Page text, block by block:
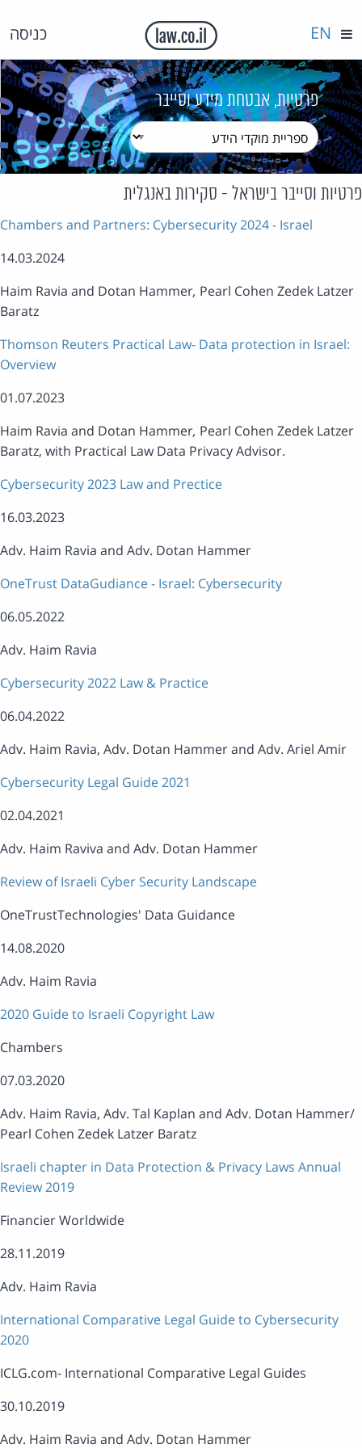
כניסה EN
פרטיות, אבטחת מידע וסייבר
וסייבר בישראל - סקירות באנגלית
Chambers and Partners: Cybersecurity 2024 - Israel
14.03.2024
Haim Ravia and Dotan Hammer,Pearl Cohen Zedek Latzer
Baratz
Thomson Reuters Practical Law- Data protection in Israel:
Overview
01.07.2023
Haim Ravia and Dotan Hammer,Pearl Cohen Zedek Latzer
Baratz, with Practical Law Data Privacy Advisor.
Cybersecurity 2023 Law and Prectice
16.03.2023
Adv. Haim Ravia and Adv. Dotan Hammer
OneTrust DataGudiance - Israel: Cybersecurity
06.05.2022
Adv. Haim Ravia
Cybersecurity 2022 Law & Practice
06.04.2022
Adv. Haim Ravia, Adv. Dotan Hammer and Adv. Ariel Amir
Cybersecurity Legal Guide 2021
02.04.2021
Adv. Haim Raviva and Adv. Dotan Hammer
Review of Israeli Cyber Security Landscape
OneTrustTechnologies' Data Guidance
14.08.2020
Adv. Haim Ravia
2020 Guide to Israeli Copyright Law
Chambers
07.03.2020
Adv. Haim Ravia, Adv. Tal Kaplan and Adv. Dotan Hammer/
Pearl Cohen Zedek Latzer Baratz
Israeli chapter in Data Protection & Privacy Laws Annual
Review 2019
Financier Worldwide
28.11.2019
Adv. Haim Ravia
International Comparative Legal Guide to Cybersecurity
2020
ICLG.com- International Comparative Legal Guides
30.10.2019
Adv. Haim Ravia and Adv. Dotan Hammer